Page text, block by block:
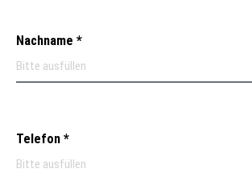
Nachname
Telefon